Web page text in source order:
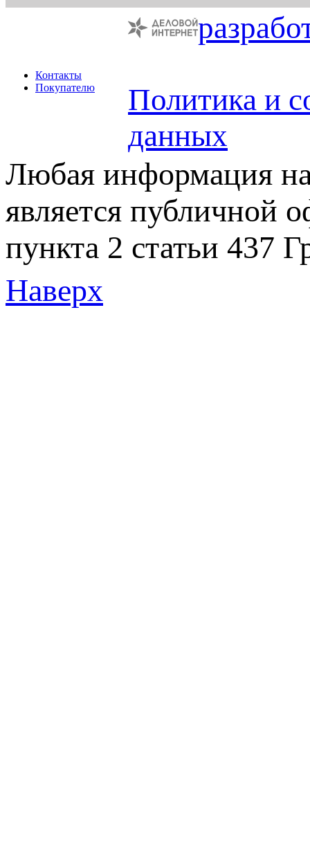
Контакты
Покупателю
Политика и
данных
Любая информация на
является публичной
пункта 2 статьи 437
Наверх